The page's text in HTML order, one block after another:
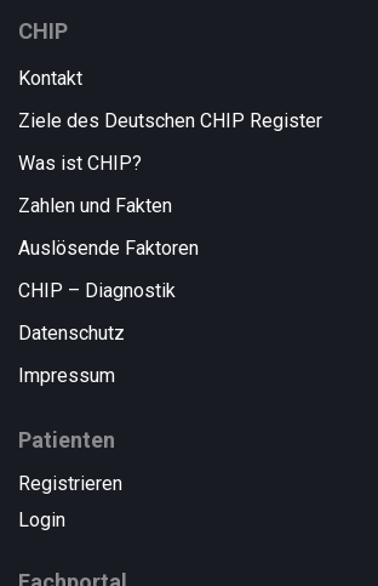
CHIP
Kontakt
Ziele des Deutschen CHIP Register
Was ist CHIP?
Zahlen und Fakten
Auslösende Faktoren
CHIP – Diagnostik
Datenschutz
Impressum
Patienten
Registrieren
Login